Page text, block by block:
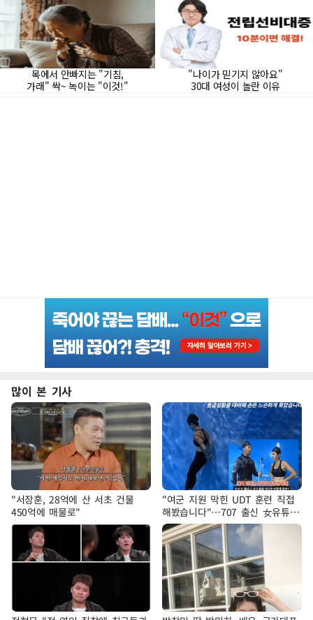
많이 본 기사
"서장훈, 28억에 산 서초 건물
450억에 매물로"
"여군 지원 막힌 UDT 훈련 직접
해봤습니다"…707 출신 女유튜버
'완벽 소화'